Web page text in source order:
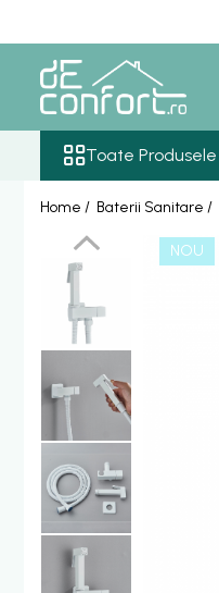
Toate Produsele
Baterii Sanitare
Senzori lavoar - pisoar
Baterie lavoar senzor
Baterie pisoar senzor
Accesorii baterii senzor
Baterii bronz antic
Baterie retro blat
Baterie bronz lavoar
Baterii lavoar
Baterie Bucatarie
Componente Dus
Furtun dus
Para dus
Set dus complet echipat
Toate Produsele
Home / Baterii Sanitare /
NOU